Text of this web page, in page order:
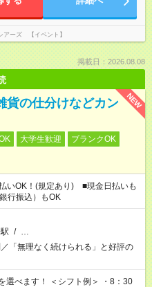
アーズ 【イベント】
掲載日：2026.08.08
NEW
貨の仕分けなどカン
大学生歓迎
ブランクOK
いOK！(規定あり) ■現金日払いも
行振込）もOK
/ …
「無理なく続けられる」と好評の